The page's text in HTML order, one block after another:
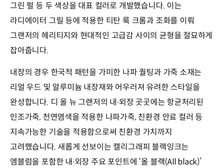
그린 펄 등 두 색상을 대표 컬러로 개발했습니다. 이는
라디에이터 그릴 등에 적용한 티탄 룩 크롬과 조화를 이뤄
그랜저의 헤리티지와 현대적인 고급감 사이의 균형을 절묘하게
잡아줍니다.
내장의 경우 한국적 패턴을 가미한 나파 퀄팅과 가죽 소재는
리얼 우드 및 알루미늄 내장재와 어우러져 유려한 스타일을
완성합니다. 디 올 뉴 그랜저의 내∙외장 곳곳에는 항균처리된
인조가죽, 천연염색을 적용한 나파가죽, 친환경 안료 컬러 등
지속가능한 기술을 적용함으로써 친환경 가치까지
고려했습니다. 새롭게 선보이는 캘리그래피 블랙잉크는
엠블럼을 포함한 내∙외장 주요 포인트에 ‘올 블랙(All black)’